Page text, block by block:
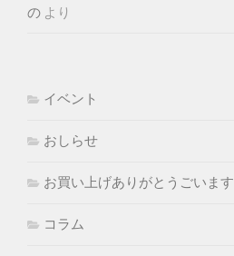
の より
イベント
おしらせ
お買い上げありがとうごいます
コラム